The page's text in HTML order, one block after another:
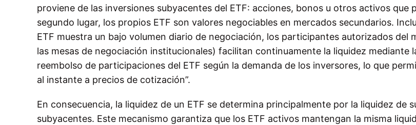
proviene de las inversiones subyacentes del ETF: acciones, bonos u otros activos que
segundo lugar, los propios ETF son valores negociables en mercados secundarios.
ETF muestra un bajo volumen diario de negociación, los participantes autorizados del
las mesas de negociación institucionales) facilitan continuamente la liquidez mediante
reembolso de participaciones del ETF según la demanda de los inversores, lo que
al instante a precios de cotización”.
En consecuencia, la liquidez de un ETF se determina principalmente por la liquidez de
subyacentes. Este mecanismo garantiza que los ETF activos mantengan la misma